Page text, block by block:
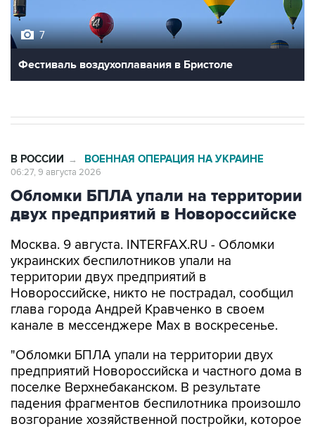
7
Фестиваль воздухоплавания в Бристоле
В РОССИИ → ВОЕННАЯ ОПЕРАЦИЯ НА УКРАИНЕ
06:27, 9 августа 2026
Обломки БПЛА упали на территории
двух предприятий в Новороссийске
Москва. 9 августа. INTERFAX.RU - Обломки
украинских беспилотников упали на
территории двух предприятий в
Новороссийске, никто не пострадал, сообщил
глава города Андрей Кравченко в своем
канале в мессенджере Max в воскресенье.
"Обломки БПЛА упали на территории двух
предприятий Новороссийска и частного дома в
поселке Верхнебаканском. В результате
падения фрагментов беспилотника произошло
возгорание хозяйственной постройки, которое